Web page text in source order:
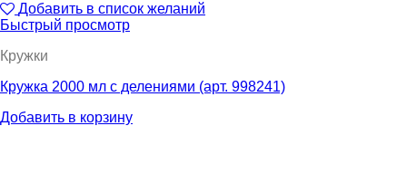
Добавить в список желаний
Быстрый просмотр
Кружки
Кружка 2000 мл с делениями (арт. 998241)
Добавить в корзину